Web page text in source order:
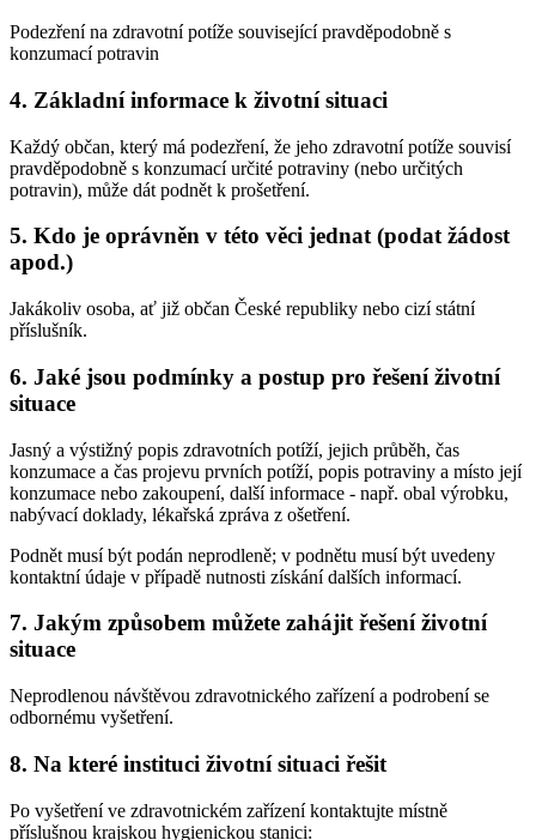
Podezření na zdravotní potíže související pravděpodobně s
konzumací potravin
4. Základní informace k životní situaci
Každý občan, který má podezření, že jeho zdravotní potíže souvisí
pravděpodobně s konzumací určité potraviny (nebo určitých
potravin), může dát podnět k prošetření.
5. Kdo je oprávněn v této věci jednat (podat žádost
apod.)
Jakákoliv osoba, ať již občan České republiky nebo cizí státní
příslušník.
6. Jaké jsou podmínky a postup pro řešení životní
situace
Jasný a výstižný popis zdravotních potíží, jejich průběh, čas
konzumace a čas projevu prvních potíží, popis potraviny a místo její
konzumace nebo zakoupení, další informace - např. obal výrobku,
nabývací doklady, lékařská zpráva z ošetření.
Podnět musí být podán neprodleně; v podnětu musí být uvedeny
kontaktní údaje v případě nutnosti získání dalších informací.
7. Jakým způsobem můžete zahájit řešení životní
situace
Neprodlenou návštěvou zdravotnického zařízení a podrobení se
odbornému vyšetření.
8. Na které instituci životní situaci řešit
Po vyšetření ve zdravotnickém zařízení kontaktujte místně
příslušnou krajskou hygienickou stanici: